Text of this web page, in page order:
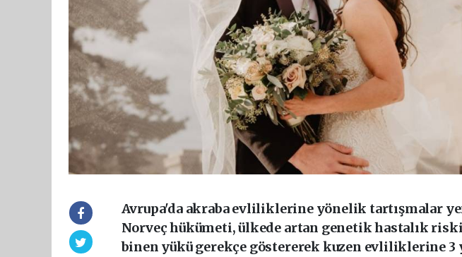
Avrupa'da akraba evliliklerine yönelik tartışmalar
Norveç hükümeti, ülkede artan genetik hastalık
binen yükü gerekçe göstererek kuzen evliliklerine 3